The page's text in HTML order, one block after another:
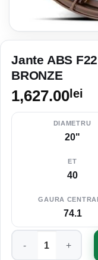
Jante ABS
BRONZE
1,627.00 lei
DIAMETRU
20"
ET
40
GAURA
74.1
Cantitate Jante ABS